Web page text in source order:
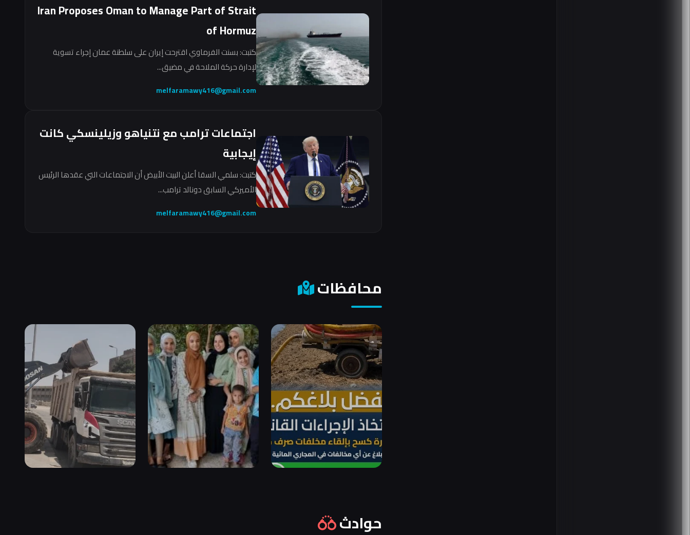
Iran Proposes Oman to Manage Part of Strait
of Hormuz
كتبت: بسنت الفرماوي اقترحت إيران على سلطنة عمان إجراء تسوية
لإدارة حركة الملاحة في مضيق...
melfaramawy416@gmail.com
اجتماعات ترامب مع نتنياهو وزيلينسكي كانت
إيجابية
كتبت: سلمي السقا أعلن البيت الأبيض أن الاجتماعات التي عقدها الرئيس
الأميركي السابق دونالد ترامب...
melfaramawy416@gmail.com
محافظات
حوادث